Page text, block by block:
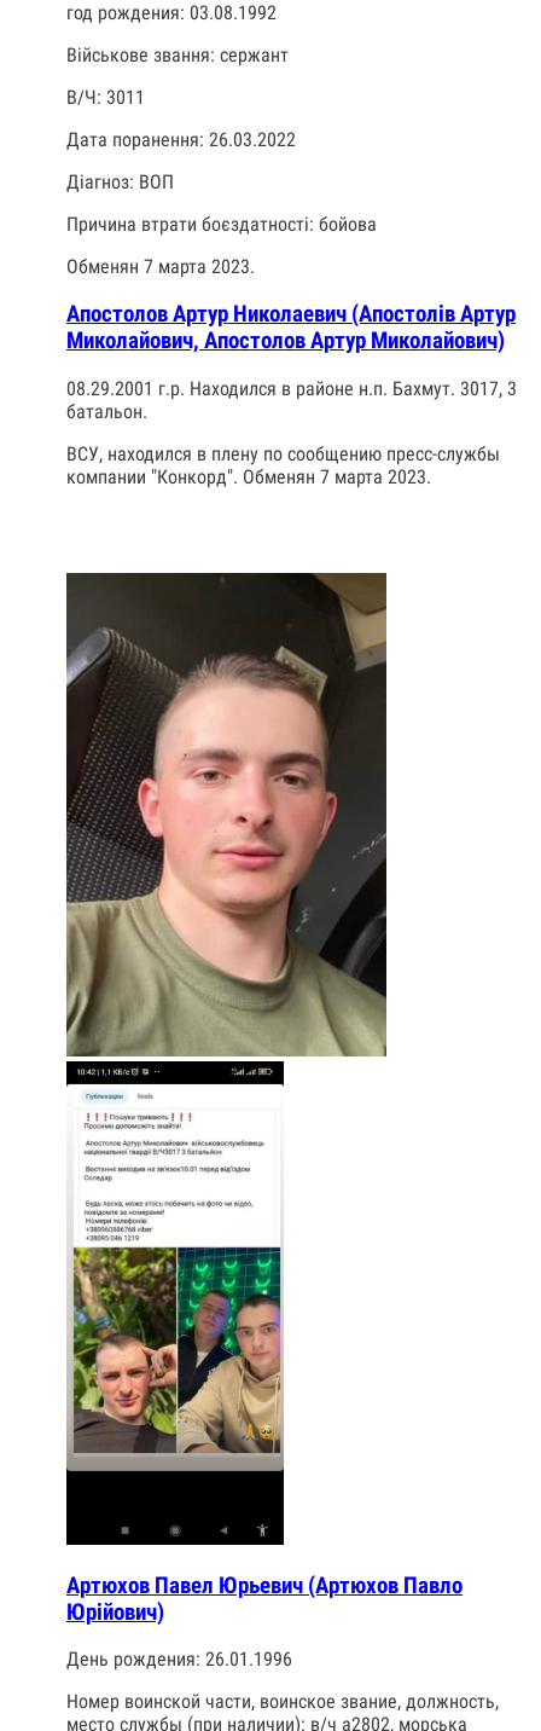
год рождения: 03.08.1992
Військове звання: сержант
В/Ч: 3011
Дата поранення: 26.03.2022
Діагноз: ВОП
Причина втрати боєздатності: бойова
Обменян 7 марта 2023.
Апостолов Артур Николаевич (Апостолів Артур
Миколайович, Апостолов Артур Миколайович)
08.29.2001 г.р. Находился в районе н.п. Бахмут. 3017, 3
батальон.
ВСУ, находился в плену по сообщению пресс-службы
компании "Конкорд". Обменян 7 марта 2023.
Артюхов Павел Юрьевич (Артюхов Павло
Юрійович)
День рождения: 26.01.1996
Номер воинской части, воинское звание, должность,
место службы (при наличии): в/ч а2802, морська